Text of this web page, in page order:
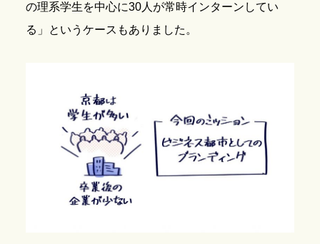
の理系学生を中心に30人が常時インターンしてい
る」というケースもありました。